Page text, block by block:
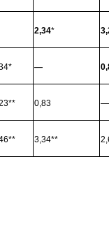
2,34*
—
0,83 —
3,34**